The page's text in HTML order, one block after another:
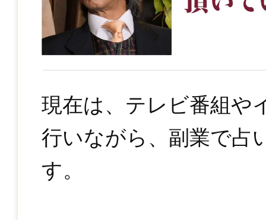
現在は、テレビ番組や
行いながら、副業で占
す。